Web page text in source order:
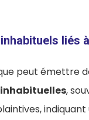
liés
peut émettre
,
indiquant